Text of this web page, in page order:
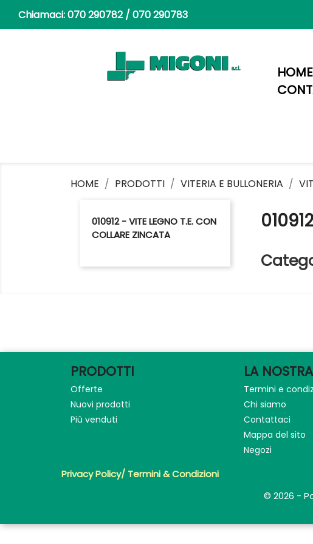
Chiamaci:070 290782 / 070 290783
HOME
HOME PRODOTTI VITERIA E BULLONERIA
010912 - VITE LEGNO T.E. CON
COLLARE ZINCATA
PRODOTTI
Offerte
Nuovi prodotti
Più venduti
LA
Termini e
Chi siamo
Contattaci
Mappa del sito
Negozi
Privacy Policy/ Termini & Condizioni
© 2026 -